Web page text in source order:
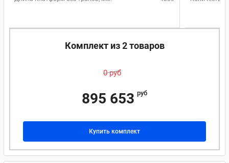
Комплект из 2 товаров
0 руб
895 653 руб
Купить комплект